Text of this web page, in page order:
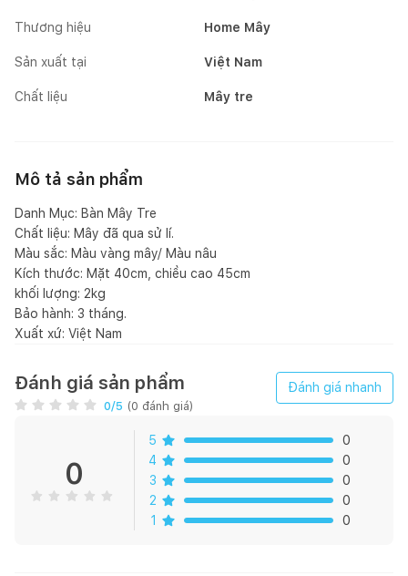
Thương hiệu Home Mây
Sản xuất tại Việt Nam
Chất liệu Mây tre
Mô tả sản phẩm
Danh Mục: Bàn Mây Tre
Chất liệu: Mây đã qua sử lí.
Màu sắc: Màu vàng mây/ Màu nâu
Kích thước: Mặt 40cm, chiều cao 45cm
khối lượng: 2kg
Bảo hành: 3 tháng.
Xuất xứ: Việt Nam
Đánh giá sản phẩm
0/5 (0 đánh giá)
Đánh giá nhanh
0
5
0
4
0
3
0
2
0
1
0